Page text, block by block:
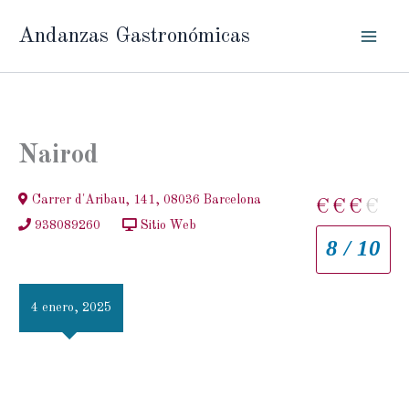
Andanzas Gastronómicas
Nairod
Carrer d'Aribau, 141, 08036 Barcelona
938089260
Sitio Web
€ € € €
8 / 10
4 enero, 2025